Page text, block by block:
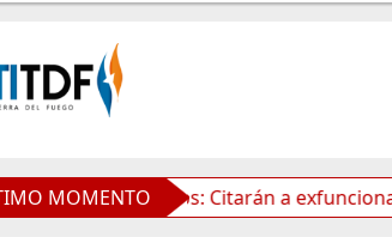
MOMENTO
Leolabs: Citarán a exfuncionarios